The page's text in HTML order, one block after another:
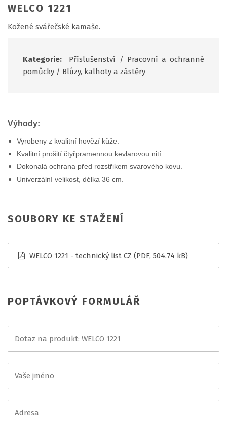
WELCO 1221
Kožené svářečské kamaše.
Kategorie: Příslušenství / Pracovní a ochranné
pomůcky / Blůzy, kalhoty a zástěry
Výhody:
Vyrobeny z kvalitní hovězí kůže.
Kvalitní prošití čtyřpramennou kevlarovou nití.
Dokonalá ochrana před rozstřikem svarového kovu.
Univerzální velikost, délka 36 cm.
SOUBORY KE STAŽENÍ
WELCO 1221 - technický list CZ (PDF, 504.74 kB)
POPTÁVKOVÝ FORMULÁŘ